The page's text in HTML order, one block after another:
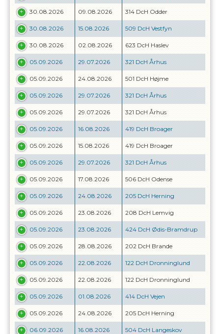
30.08.2026 09.08.2026 314 DcH Odder
30.08.2026 15.08.2026 509 DcH Vestfyn
30.08.2026 02.08.2026 623 DcH Haslev
05.09.2026 29.07.2026 321 DcH Århus
05.09.2026 24.08.2026 501 DcH Højme
05.09.2026 29.07.2026 321 DcH Århus
05.09.2026 29.07.2026 321 DcH Århus
05.09.2026 16.08.2026 419 DcH Broager
05.09.2026 15.08.2026 419 DcH Broager
05.09.2026 29.07.2026 321 DcH Århus
05.09.2026 17.08.2026 506 DcH Odense
05.09.2026 24.08.2026 205 DcH Herning
05.09.2026 23.08.2026 208 DcH Lemvig
05.09.2026 23.08.2026 424 DcH Ødis-Bramdrup
05.09.2026 28.08.2026 202 DcH Brande
05.09.2026 22.08.2026 122 DcH Dronninglund
05.09.2026 22.08.2026 122 DcH Dronninglund
05.09.2026 01.08.2026 414 DcH Vejen
05.09.2026 24.08.2026 205 DcH Herning
06.09.2026 16.08.2026 504 DcH Langeskov